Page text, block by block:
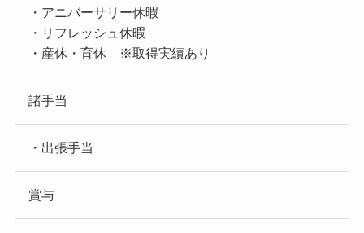
・アニバーサリー休暇
・リフレッシュ休暇
・産休・育休 ※取得実績あり
諸手当
・出張手当
賞与